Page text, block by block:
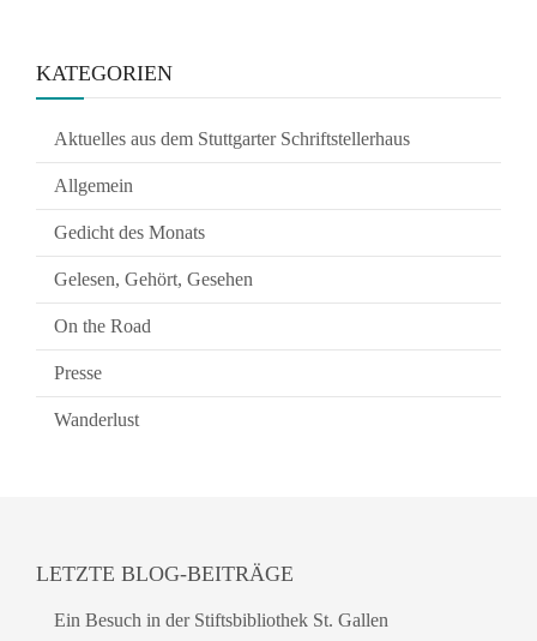
KATEGORIEN
Aktuelles aus dem Stuttgarter Schriftstellerhaus
Allgemein
Gedicht des Monats
Gelesen, Gehört, Gesehen
On the Road
Presse
Wanderlust
LETZTE BLOG-BEITRÄGE
Ein Besuch in der Stiftsbibliothek St. Gallen